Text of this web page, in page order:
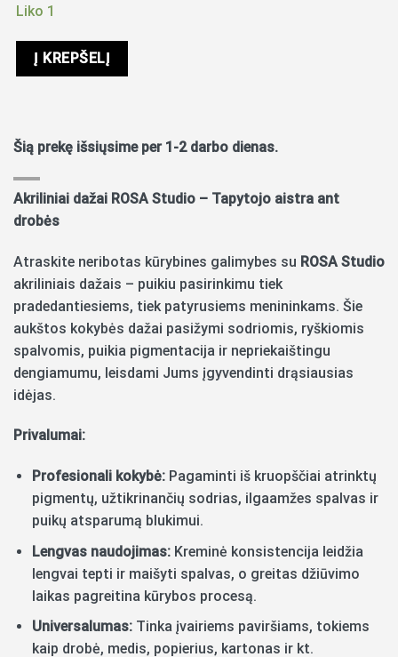
Liko 1
Į KREPŠELĮ
Šią prekę išsiųsime per 1-2 darbo dienas.
Akriliniai dažai ROSA Studio – Tapytojo aistra ant
drobės
Atraskite neribotas kūrybines galimybes su ROSA Studio
akriliniais dažais – puikiu pasirinkimu tiek
pradedantiesiems, tiek patyrusiems menininkams. Šie
aukštos kokybės dažai pasižymi sodriomis, ryškiomis
spalvomis, puikia pigmentacija ir nepriekaištingu
dengiamumu, leisdami Jums įgyvendinti drąsiausias
idėjas.
Privalumai:
Profesionali kokybė:Pagaminti iš kruopščiai atrinktų
pigmentų, užtikrinančių sodrias, ilgaamžes spalvas ir
puikų atsparumą blukimui.
Lengvas naudojimas:Kreminė konsistencija leidžia
lengvai tepti ir maišyti spalvas, o greitas džiūvimo
laikas pagreitina kūrybos procesą.
Universalumas:Tinka įvairiems paviršiams, tokiems
kaip drobė, medis, popierius, kartonas ir kt.